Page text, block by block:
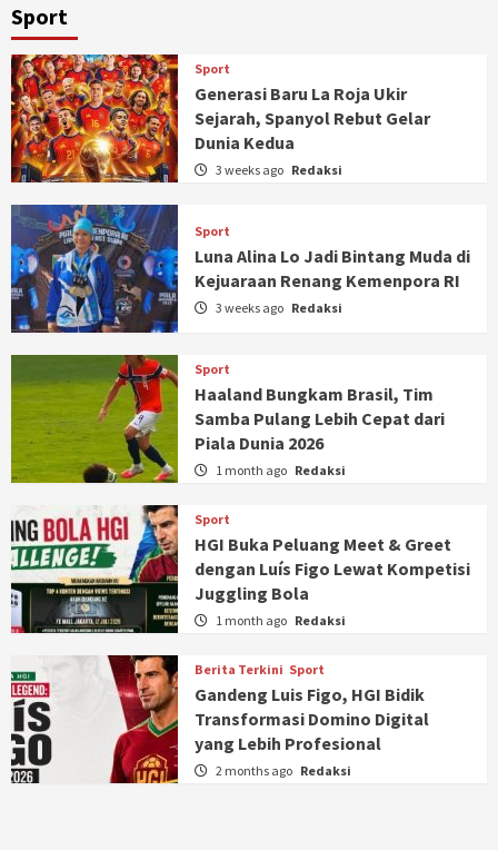
Sport
Sport
Generasi Baru La Roja Ukir
Sejarah, Spanyol Rebut Gelar
Dunia Kedua
3 weeks ago Redaksi
Sport
Luna Alina Lo Jadi Bintang Muda di
Kejuaraan Renang Kemenpora RI
3 weeks ago Redaksi
Sport
Haaland Bungkam Brasil, Tim
Samba Pulang Lebih Cepat dari
Piala Dunia 2026
1 month ago Redaksi
Sport
HGI Buka Peluang Meet & Greet
dengan Luís Figo Lewat Kompetisi
Juggling Bola
1 month ago Redaksi
Berita Terkini Sport
Gandeng Luis Figo, HGI Bidik
Transformasi Domino Digital
yang Lebih Profesional
2 months ago Redaksi